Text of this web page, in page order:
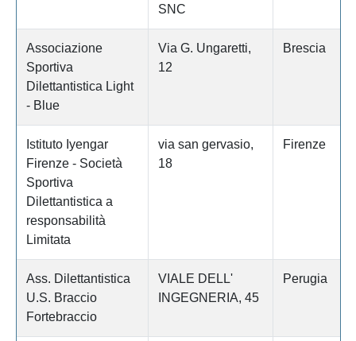
SNC
Associazione
Sportiva
Dilettantistica Light
- Blue
Via G. Ungaretti,
12
Brescia
Istituto Iyengar
Firenze - Società
Sportiva
Dilettantistica a
responsabilità
Limitata
via san gervasio,
18
Firenze
Ass. Dilettantistica
U.S. Braccio
Fortebraccio
VIALE DELL'
INGEGNERIA, 45
Perugia